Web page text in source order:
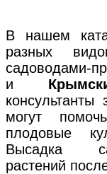
В нашем
разных
садоводами-
и
могут
плодовые
Высадка
растений